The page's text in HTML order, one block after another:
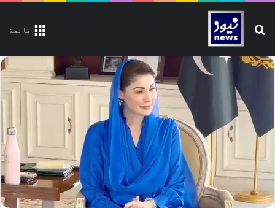
قائمة تلاش کیجیے